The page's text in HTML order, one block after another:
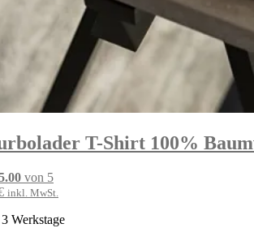
T-Shirt 100%
von 5
Aktueller
ist:
inkl. MwSt.
Werkstage